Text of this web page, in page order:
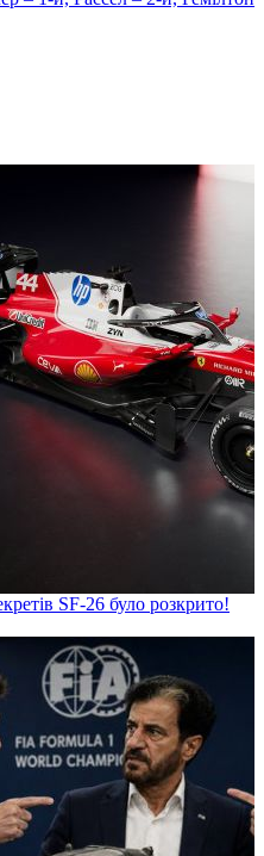
SF-26 було розкрито!